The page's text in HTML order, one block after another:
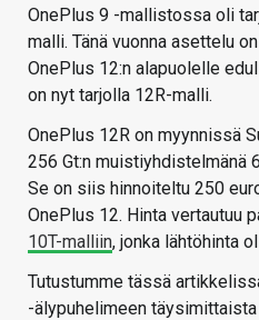
OnePlus 9 -mallistossa oli
malli. Tänä vuonna asettelu
OnePlus 12:n alapuolelle
on nyt tarjolla 12R-malli.
OnePlus 12R on myynnissä
256 Gt:n muistiyhdistelmänä
Se on siis hinnoiteltu 250
OnePlus 12. Hinta vertautuu
10T-malliin, jonka lähtöhinta
Tutustumme tässä
-älypuhelimeen